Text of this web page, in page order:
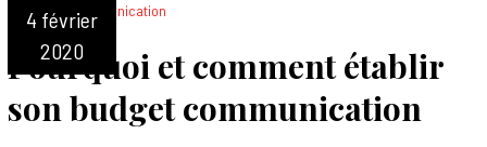
Pourquoi et comment établir
son budget communication
4 février
2020